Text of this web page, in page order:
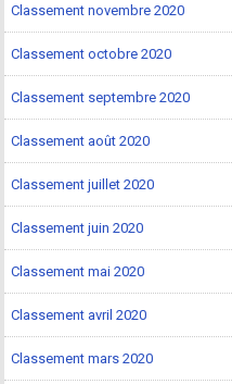
Classement novembre 2020
Classement octobre 2020
Classement septembre 2020
Classement août 2020
Classement juillet 2020
Classement juin 2020
Classement mai 2020
Classement avril 2020
Classement mars 2020